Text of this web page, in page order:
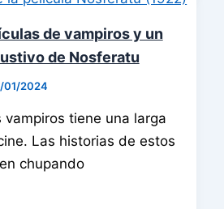
de vampiros y un
de Nosferatu
01/2024
vampiros tiene una larga
Las historias de estos
chupando